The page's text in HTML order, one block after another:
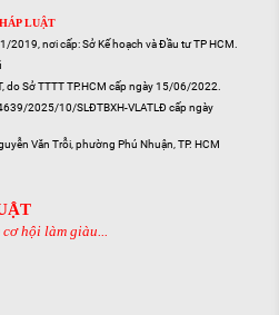
LUẬT
nơi cấp: Sở Kế hoạch và Đầu tư TP HCM.
do Sở TTTT TP.HCM cấp ngày 15/06/2022.
2025/10/SLĐTBXH-VLATLĐ cấp ngày
Văn Trỗi, phường Phú Nhuận, TP. HCM
hội làm giàu...